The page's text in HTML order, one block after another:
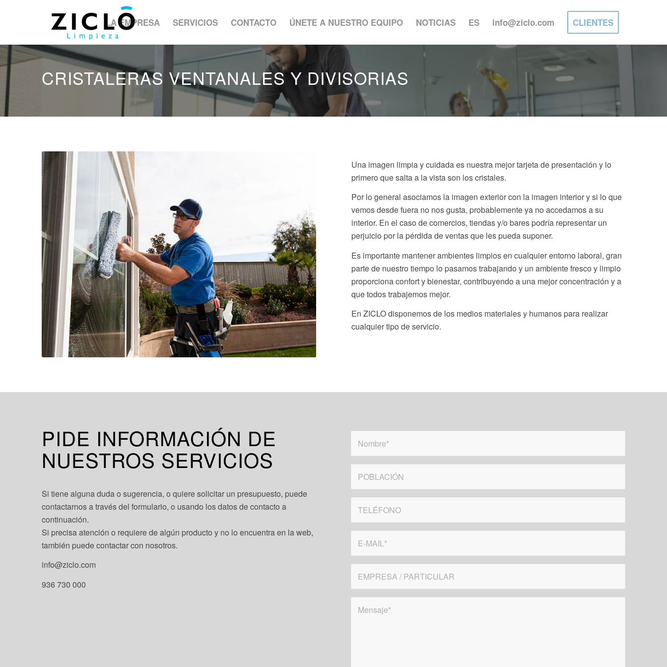
LA EMPRESA SERVICIOS CONTACTO ÚNETE A NUESTRO EQUIPO NOTICIAS ES info@ziclo.com CLIENTES
CRISTALERAS VENTANALES Y DIVISORIAS
Una imagen limpia y cuidada es nuestra mejor tarjeta de presentación y lo
primero que salta a la vista son los cristales.
Por lo general asociamos la imagen exterior con la imagen interior y si lo que
vemos desde fuera no nos gusta, probablemente ya no accedamos a su
interior. En el caso de comercios, tiendas y/o bares podría representar un
perjuicio por la pérdida de ventas que les pueda suponer.
Es importante mantener ambientes limpios en cualquier entorno laboral, gran
parte de nuestro tiempo lo pasamos trabajando y un ambiente fresco y limpio
proporciona confort y bienestar, contribuyendo a una mejor concentración y a
que todos trabajemos mejor.
En ZICLO disponemos de los medios materiales y humanos para realizar
cualquier tipo de servicio.
PIDE INFORMACIÓN DE
NUESTROS SERVICIOS
Si tiene alguna duda o sugerencia, o quiere solicitar un presupuesto, puede
contactarnos a través del formulario, o usando los datos de contacto a
continuación.
Si precisa atención o requiere de algún producto y no lo encuentra en la web,
también puede contactar con nosotros.
info@ziclo.com
936 730 000